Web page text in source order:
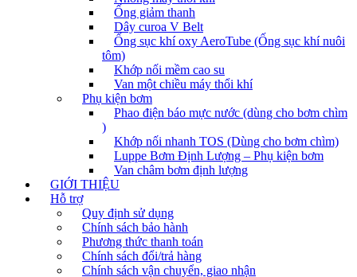
Ống giảm thanh
Dây curoa V Belt
Ống sục khí oxy AeroTube (Ống sục khí nuôi
tôm)
Khớp nối mềm cao su
Van một chiều máy thổi khí
Phụ kiện bơm
Phao điện báo mực nước (dùng cho bơm chìm
)
Khớp nối nhanh TOS (Dùng cho bơm chìm)
Luppe Bơm Định Lượng – Phụ kiện bơm
Van châm bơm định lượng
GIỚI THIỆU
Hỗ trợ
Quy định sử dụng
Chính sách bảo hành
Phương thức thanh toán
Chính sách đổi/trả hàng
Chính sách vận chuyển, giao nhận